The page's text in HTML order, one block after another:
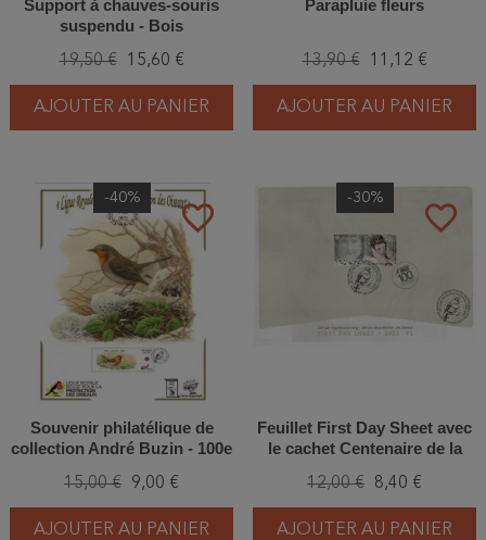
Support à chauves-souris
suspendu - Bois
19,50 € 15,60 €
AJOUTER AU PANIER
Parapluie fleurs
13,90 € 11,12 €
AJOUTER AU PANIER
favorite_border
-40%
Souvenir philatélique de
collection André Buzin - 100e
15,00 € 9,00 €
AJOUTER AU PANIER
favorite_border
-30%
Feuillet First Day Sheet avec
le cachet Centenaire de la
12,00 € 8,40 €
AJOUTER AU PANIER